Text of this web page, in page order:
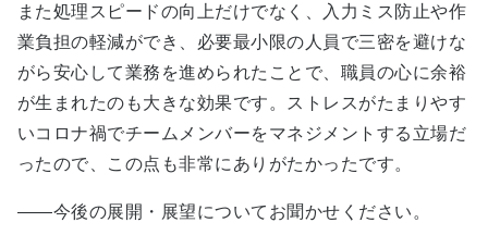
また処理スピードの向上だけでなく、入力ミス防止や作
業負担の軽減ができ、必要最小限の人員で三密を避けな
がら安心して業務を進められたことで、職員の心に余裕
が生まれたのも大きな効果です。ストレスがたまりやす
いコロナ禍でチームメンバーをマネジメントする立場だ
ったので、この点も非常にありがたかったです。
――今後の展開・展望についてお聞かせください。